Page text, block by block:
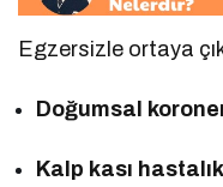
Egzersizle ortaya
Doğumsal
Kalp kası